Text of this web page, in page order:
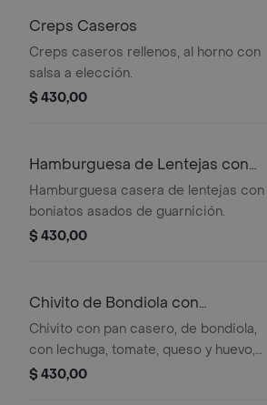
Creps Caseros
Creps caseros rellenos, al horno con
salsa a elección.
$ 430,00
Hamburguesa de Lentejas con
Boniatos
Hamburguesa casera de lentejas con
boniatos asados de guarnición.
$ 430,00
Chivito de Bondiola con
Guarnición
Chivito con pan casero, de bondiola,
con lechuga, tomate, queso y huevo,
con papas y boniatos pay al horno.
$ 430,00